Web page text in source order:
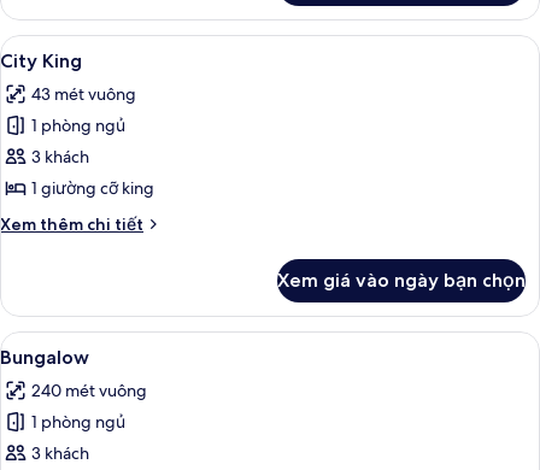
Two
Bedroom
City
Suite
Xem
tất
cả
ảnh
City
King
City King | Bộ trải giường bằng vải
4
City King
43 mét vuông
1 phòng ngủ
3 khách
1 giường cỡ king
Xem thêm chi tiết
Chi
City
King
Xem giá vào ngày bạn chọn
Xem
tất
cả
ảnh
Bungalow
Bungalow | Khu phòng khách | TV
4
Bungalow
240 mét vuông
1 phòng ngủ
3 khách